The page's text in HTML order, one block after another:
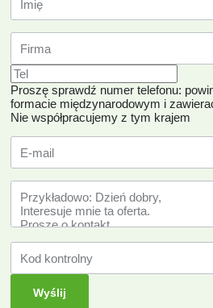
Proszę sprawdź numer telefonu:
formacie międzynarodowym i
Nie współpracujemy z tym krajem